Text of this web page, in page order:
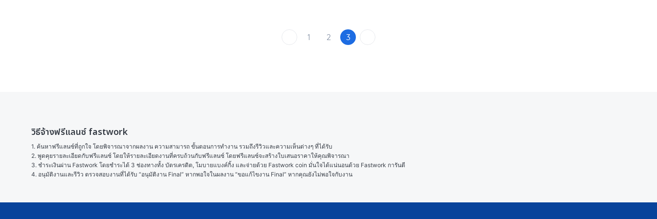
1 2 3
วิธีจ้างฟรีแลนซ์ fastwork
1. ค้นหาฟรีแลนซ์ที่ถูกใจ โดยพิจารณาจากผลงาน ความสามารถ ขั้นตอนการทำงาน รวมถึงรีวิวและความเห็นต่างๆ ที่ได้รับ
2. พูดคุยรายละเอียดกับฟรีแลนซ์ โดยให้รายละเอียดงานที่ครบถ้วนกับฟรีแลนซ์ โดยฟรีแลนซ์จะสร้างใบเสนอราคาให้คุณพิจารณา
3. ชำระเงินผ่าน Fastwork โดยชำระได้ 3 ช่องทางทั้ง บัตรเครดิต, โมบายแบงค์กิ้ง และจ่ายด้วย Fastwork coin มั่นใจได้แน่นอนด้วย Fastwork การันตี
4. อนุมัติงานและรีวิว ตรวจสอบงานที่ได้รับ “อนุมัติงาน Final” หากพอใจในผลงาน “ขอแก้ไขงาน Final” หากคุณยังไม่พอใจกับงาน